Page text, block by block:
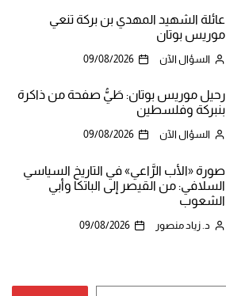
عائلة الشهيد المهدي بن بركة تنعي
موريس بوتان
السؤال الآن 09/08/2026
رحيل موريس بوتان: طَيُّ صفحة من ذاكرة
بنبركة وفلسطين
السؤال الآن 09/08/2026
صورة «الأب الرَّاعي» في التاريخ السياسي
السلافي: من القيصر إلى الباتكا وأبي
الشعوب
د. زياد منصور 09/08/2026